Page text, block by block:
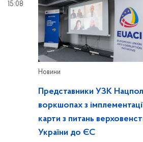
Новини
Представники УЗК
воркшопах з
карти з питань
України до ЄС
15:08